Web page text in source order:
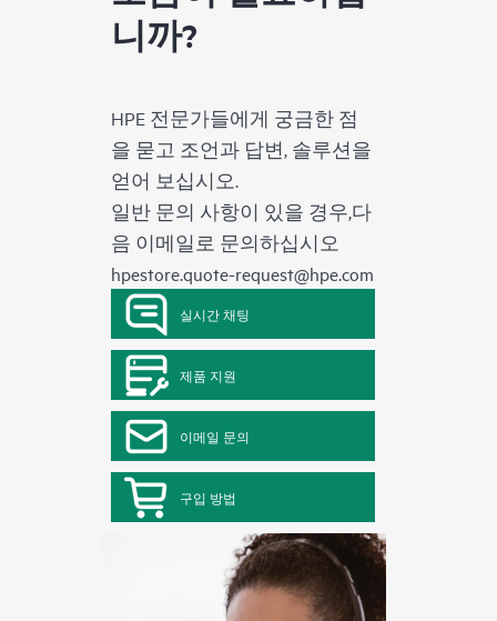
니까?
HPE 전문가들에게 궁금한 점
을 묻고 조언과 답변, 솔루션을
얻어 보십시오.
일반 문의 사항이 있을 경우,다
음 이메일로 문의하십시오
hpestore.quote-request@hpe.com
실시간 채팅
제품 지원
이메일 문의
구입 방법